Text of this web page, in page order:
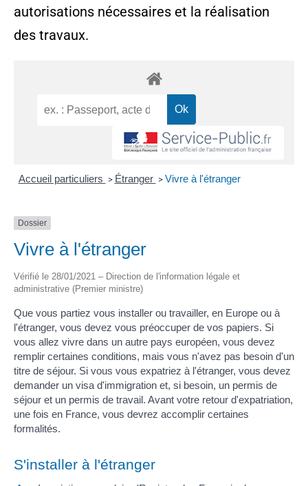
autorisations nécessaires et la réalisation
des travaux.
Accueil particuliers > Étranger > Vivre à l'étranger
Dossier
Vivre à l'étranger
Vérifié le 28/01/2021 – Direction de l'information légale et
administrative (Premier ministre)
Que vous partiez vous installer ou travailler, en Europe ou à
l'étranger, vous devez vous préoccuper de vos papiers. Si
vous allez vivre dans un autre pays européen, vous devez
remplir certaines conditions, mais vous n'avez pas besoin d'un
titre de séjour. Si vous vous expatriez à l'étranger, vous devez
demander un visa d'immigration et, si besoin, un permis de
séjour et un permis de travail. Avant votre retour d'expatriation,
une fois en France, vous devrez accomplir certaines
formalités.
S'installer à l'étranger